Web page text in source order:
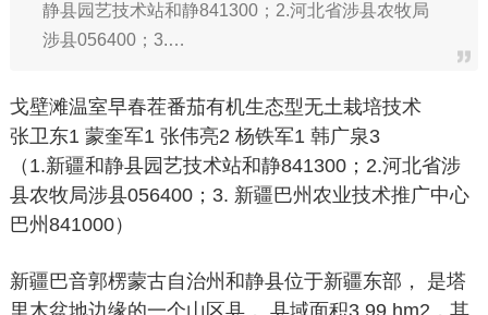
静县园艺技术站和静841300；2.河北省涉县农牧局
涉县056400；3.…
戈壁滩温室早春茬番茄有机生态型无土栽培技术
张卫东1 蒙奎军1 张伟亮2 杨铁军1 韩广泉3
（1.新疆和静县园艺技术站和静841300；2.河北省涉
县农牧局涉县056400；3. 新疆巴州农业技术推广中心
巴州841000）
新疆巴音郭楞蒙古自治州和静县位于新疆东部， 是塔
里木盆地边缘的一个山区县， 县域面积3.99 hm2，其